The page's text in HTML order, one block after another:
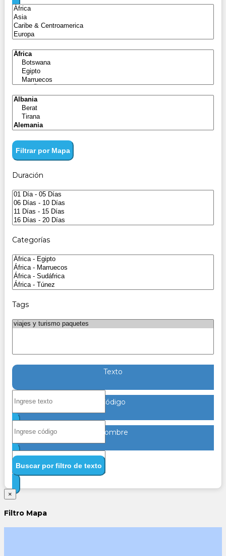
Filtrar por Mapa
Duración
Categorías
Tags
Texto
Código
Nombre
Buscar por filtro de texto
×
Filtro Mapa